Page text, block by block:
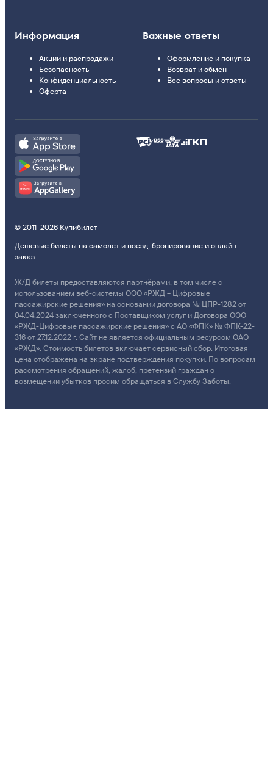
Информация
Акции и распродажи
Безопасность
Конфиденциальность
Оферта
Важные ответы
Оформление и покупка
Возврат и обмен
Все вопросы и ответы
© 2011–2026 Купибилет
Дешевые билеты на самолет и поезд, бронирование и онлайн-
заказ
Ж/Д билеты предоставляются партнёрами, в том числе с
использованием веб-системы ООО «РЖД – Цифровые
пассажирские решения» на основании договора № ЦПР-1282 от
04.04.2024 заключенного с Поставщиком услуг и Договора ООО
«РЖД-Цифровые пассажирские решения» с АО «ФПК» № ФПК-22-
316 от 27.12.2022 г. Сайт не является официальным ресурсом ОАО
«РЖД». Стоимость билетов включает сервисный сбор. Итоговая
цена отображена на экране подтверждения покупки. По вопросам
рассмотрения обращений, жалоб, претензий граждан о
возмещении убытков просим обращаться в Службу Заботы.